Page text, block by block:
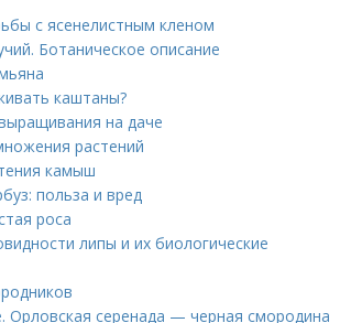
с ясенелистным кленом
Ботаническое описание
каштаны?
на даче
растений
камыш
польза и вред
роса
липы и их биологические
Орловская серенада — черная смородина